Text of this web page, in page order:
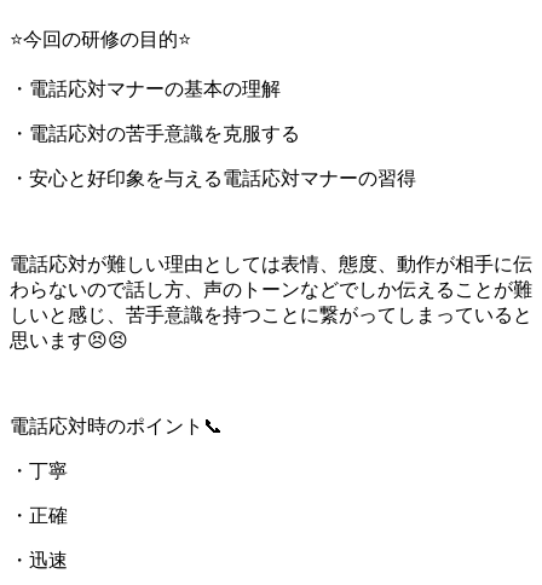
⭐今回の研修の目的⭐
・電話応対マナーの基本の理解
・電話応対の苦手意識を克服する
・安心と好印象を与える電話応対マナーの習得
電話応対が難しい理由としては表情、態度、動作が相手に伝
わらないので話し方、声のトーンなどでしか伝えることが難
しいと感じ、苦手意識を持つことに繋がってしまっていると
思います😣😣
電話応対時のポイント📞
・丁寧
・正確
・迅速